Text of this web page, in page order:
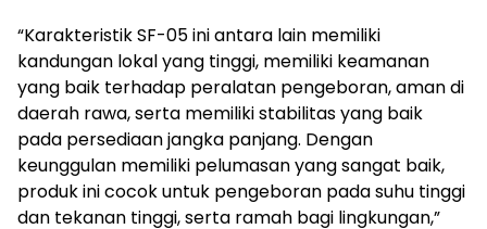
“Karakteristik SF-05 ini antara lain memiliki
kandungan lokal yang tinggi, memiliki keamanan
yang baik terhadap peralatan pengeboran, aman di
daerah rawa, serta memiliki stabilitas yang baik
pada persediaan jangka panjang. Dengan
keunggulan memiliki pelumasan yang sangat baik,
produk ini cocok untuk pengeboran pada suhu tinggi
dan tekanan tinggi, serta ramah bagi lingkungan,”